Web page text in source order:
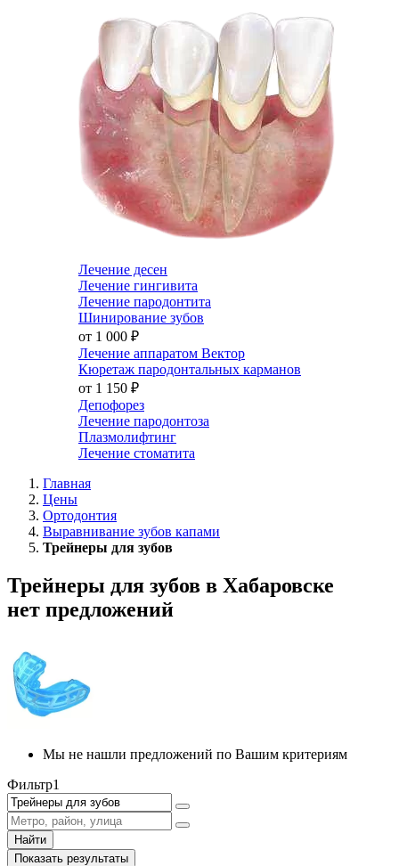
Лечение десен
Лечение гингивита
Лечение пародонтита
Шинирование зубов
от 1 000 ₽
Лечение аппаратом Вектор
Кюретаж пародонтальных карманов
от 1 150 ₽
Депофорез
Лечение пародонтоза
Плазмолифтинг
Лечение стоматита
Главная
Цены
Ортодонтия
Выравнивание зубов капами
Трейнеры для зубов
Трейнеры для зубов в Хабаровске
нет предложений
Мы не нашли предложений по Вашим критериям
Фильтр1
Найти
Показать результаты